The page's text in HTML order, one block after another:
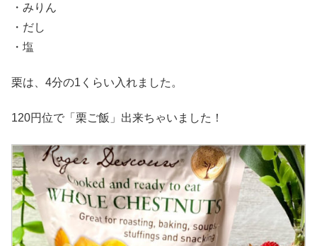
・みりん
・だし
・塩
栗は、4分の1くらい入れました。
120円位で「栗ご飯」出来ちゃいました！